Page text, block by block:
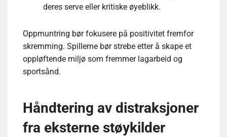
deres serve eller kritiske øyeblikk.
Oppmuntring bør fokusere på positivitet fremfor
skremming. Spillerne bør strebe etter å skape et
oppløftende miljø som fremmer lagarbeid og
sportsånd.
Håndtering av distraksjoner
fra eksterne støykilder